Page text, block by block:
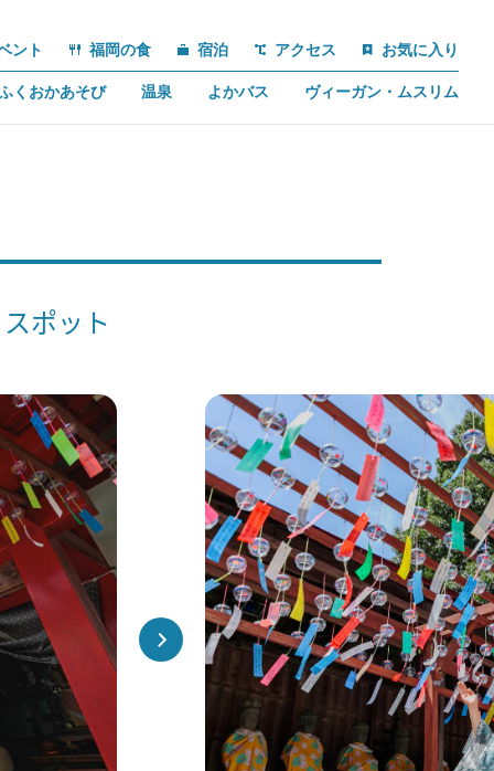
ント 福岡の食 宿泊 アクセス お気に入り
くおかあそび 温泉 よかバス ヴィーガン・ムスリム
ポット